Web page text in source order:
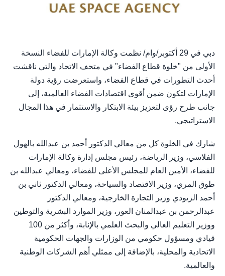
دبي في 29 أكتوبر/وام/ نظمت وكالة الإمارات للفضاء النسخة
الأولى من "خلوة قطاع الفضاء" في متحف الاتحاد والتي ناقشت
أحدث التطورات في قطاع الفضاء، واستعرضت رؤية دولة
الإمارات لتكون ضمن أقوى اقتصادات الفضاء العالمية، إلى
جانب طرح رؤى لتعزيز بيئة الابتكار والاستثمار في هذا المجال
الاستراتيجي.
شارك في الخلوة كل من معالي الدكتور أحمد بن عبدالله بالهول
الفلاسي، وزير الرياضة، رئيس مجلس إدارة وكالة الإمارات
للفضاء، الأمين العام للمجلس الأعلى للفضاء، ومعالي عبدالله بن
طوق المري، وزير الاقتصاد والسياحة، ومعالي الدكتور ثاني بن
أحمد الزيودي وزير التجارة الخارجية، ومعالي الدكتور
عبدالرحمن بن عبدالمنان العور، وزير الموارد البشرية والتوطين
ووزير التعليم العالي والبحث العلمي بالإنابة، وأكثر من 100
قيادي ومسؤول حكومي من الوزارات والجهات الحكومية
الاتحادية والمحلية، بالإضافة إلى ممثلي أهم الشركات الوطنية
والعالمية.